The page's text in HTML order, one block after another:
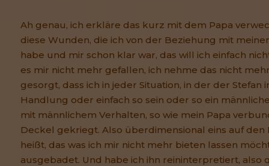
Ah genau, ich erkläre das kurz mit dem Papa
diese Wunden, die ich von der Beziehung mit
habe und mir schon klar war, das will ich einfach
es mir nicht mehr gefallen, ich nehme das nicht
gesorgt, dass ich in jeder Situation, in der der Stefan
Handlung oder einfach so sein oder so ein
mit männlichem Verhalten, so wie mein Papa
Deckel gekriegt. Also überdimensional eins auf
heißt, das was ich mir nicht mehr bieten lassen
ausgebadet. Und habe ich ihn reininterpretiert, also